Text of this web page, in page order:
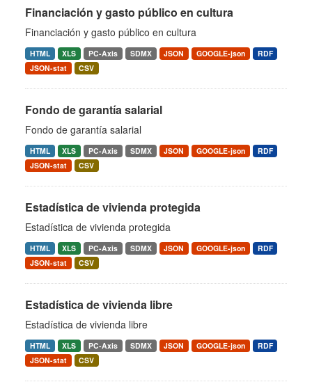
Financiación y gasto público en cultura
Financiación y gasto público en cultura
HTML XLS PC-Axis SDMX JSON GOOGLE-json
RDF
JSON-stat
CSV
Fondo de garantía salarial
Fondo de garantía salarial
HTML XLS PC-Axis SDMX JSON GOOGLE-json
RDF
JSON-stat
CSV
Estadística de vivienda protegida
Estadística de vivienda protegida
HTML XLS PC-Axis SDMX JSON GOOGLE-json
RDF
JSON-stat
CSV
Estadística de vivienda libre
Estadística de vivienda libre
HTML XLS PC-Axis SDMX JSON GOOGLE-json
RDF
JSON-stat
CSV